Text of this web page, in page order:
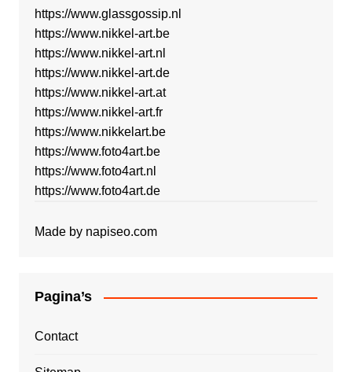
https://www.glassgossip.nl
https://www.nikkel-art.be
https://www.nikkel-art.nl
https://www.nikkel-art.de
https://www.nikkel-art.at
https://www.nikkel-art.fr
https://www.nikkelart.be
https://www.foto4art.be
https://www.foto4art.nl
https://www.foto4art.de
Made by napiseo.com
Pagina’s
Contact